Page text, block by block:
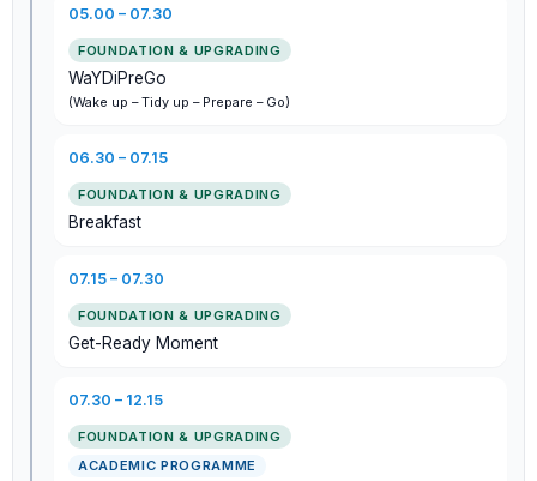
05.00 – 07.30
WaYDiPreGo
(Wake up – Tidy up – Prepare – Go)
06.30 – 07.15
Breakfast
07.15 – 07.30
Get-Ready Moment
07.30 – 12.15
ACADEMIC PROGRAMME